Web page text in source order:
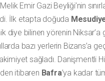
Emir Gazi Beyliği’nin
İlk etapta doğuda
diye bilinen yörenin
bazı yerlerin Bizans’a
sağladı. Danişmentli
itibaren Bafra’ya kadar